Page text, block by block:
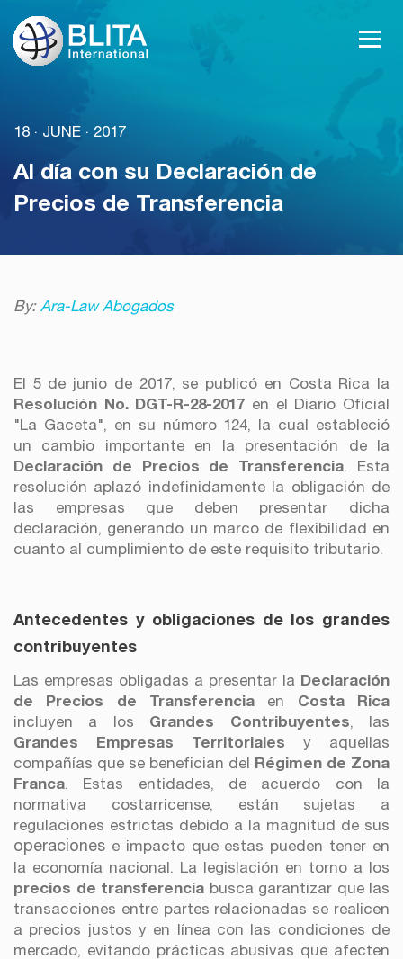
18 . JUNE . 2017
Al día con su Declaración de
Precios de Transferencia
By: Ara-Law Abogados
El 5 de junio de 2017, se publicó en Costa Rica la
Resolución No. DGT-R-28-2017 en el Diario Oficial
"La Gaceta", en su número 124, la cual estableció
un cambio importante en la presentación de la
Declaración de Precios de Transferencia. Esta
resolución aplazó indefinidamente la obligación de
las empresas que deben presentar dicha
declaración, generando un marco de flexibilidad en
cuanto al cumplimiento de este requisito tributario.
Antecedentes y obligaciones de los grandes
contribuyentes
Las empresas obligadas a presentar la Declaración
de Precios de Transferencia en Costa Rica
incluyen a los Grandes Contribuyentes, las
Grandes Empresas Territoriales y aquellas
compañías que se benefician del
Régimen de Zona
Franca. Estas entidades, de acuerdo con la
normativa costarricense, están sujetas a
regulaciones estrictas debido a la magnitud de sus
operaciones e impacto que estas pueden tener en
la economía nacional. La legislación en torno a los
precios de transferencia busca garantizar que las
transacciones entre partes relacionadas se realicen
a precios justos y en línea con las condiciones de
mercado, evitando prácticas abusivas que afecten